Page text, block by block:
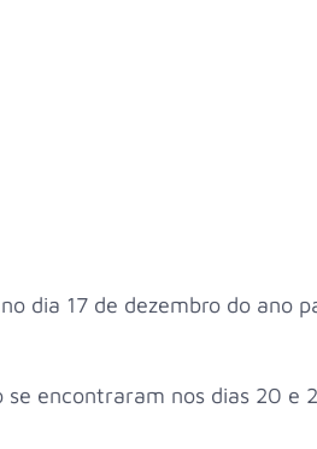
dia 17 de dezembro do ano
encontraram nos dias 20 e